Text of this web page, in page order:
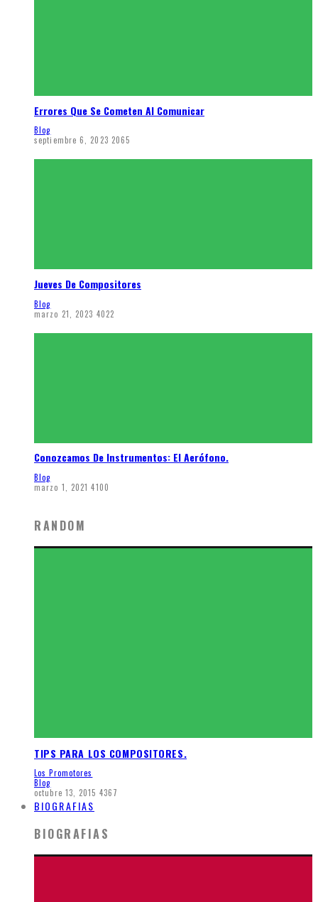
Errores Que Se Cometen Al Comunicar
Blog
septiembre 6, 2023 2065
Jueves De Compositores
Blog
marzo 21, 2023 4022
Conozcamos De Instrumentos: El Aerófono.
Blog
marzo 1, 2021 4100
RANDOM
TIPS PARA LOS COMPOSITORES.
Los Promotores
Blog
octubre 13, 2015 4367
BIOGRAFIAS
BIOGRAFIAS